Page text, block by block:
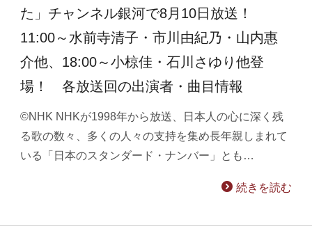
た」チャンネル銀河で8月10日放送！
11:00～水前寺清子・市川由紀乃・山内惠
介他、18:00～小椋佳・石川さゆり他登
場！ 各放送回の出演者・曲目情報
©NHK NHKが1998年から放送、日本人の心に深く残
る歌の数々、多くの人々の支持を集め長年親しまれて
いる「日本のスタンダード・ナンバー」とも…
続きを読む